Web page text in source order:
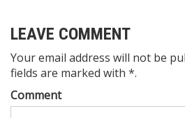
LEAVE COMMENT
Your email address will not be
fields are marked with *.
Comment